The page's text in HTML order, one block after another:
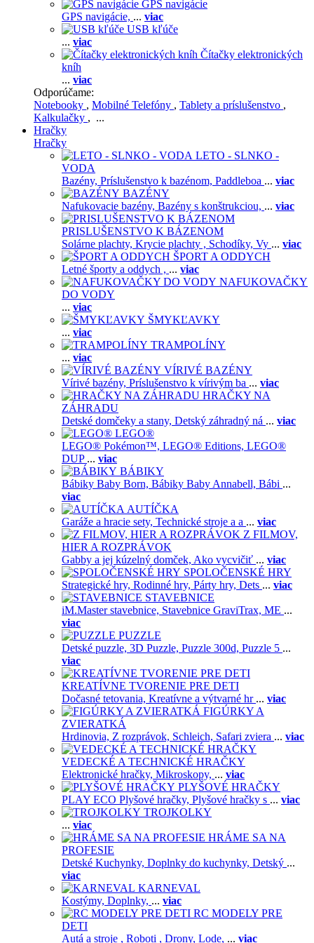
GPS navigácie
GPS navigácie, ... viac
USB kľúče
... viac
Čítačky elektronických
kníh
... viac
Odporúčame:
Notebooky , Mobilné Telefóny , Tablety a príslušenstvo ,
Kalkulačky , ...
Hračky
Hračky
LETO - SLNKO -
VODA
Bazény, Príslušenstvo k bazénom, Paddleboa ... viac
BAZÉNY
Nafukovacie bazény, Bazény s konštrukciou, ... viac
PRISLUŠENSTVO K BÁZENOM
Solárne plachty, Krycie plachty , Schodíky, Vy ... viac
ŠPORT A ODDYCH
Letné športy a oddych , ... viac
NAFUKOVAČKY
DO VODY
... viac
ŠMYKĽAVKY
... viac
TRAMPOLÍNY
... viac
VÍRIVÉ BAZÉNY
Vírivé bazény, Príslušenstvo k vírivým ba ... viac
HRAČKY NA
ZÁHRADU
Detské domčeky a stany, Detský záhradný ná ... viac
LEGO®
LEGO® Pokémon™, LEGO® Editions, LEGO®
DUP ... viac
BÁBIKY
Bábiky Baby Born, Bábiky Baby Annabell, Bábi ...
viac
AUTÍČKA
Garáže a hracie sety, Technické stroje a a ... viac
Z FILMOV,
HIER A ROZPRÁVOK
Gabby a jej kúzelný domček, Ako vycvičiť ... viac
SPOLOČENSKÉ HRY
Strategické hry, Rodinné hry, Párty hry, Dets ... viac
STAVEBNICE
iM.Master stavebnice, Stavebnice GraviTrax, ME ...
viac
PUZZLE
Detské puzzle, 3D Puzzle, Puzzle 300d, Puzzle 5 ...
viac
KREATÍVNE TVORENIE PRE DETI
Dočasné tetovania, Kreatívne a výtvarné hr ... viac
FIGÚRKY A
ZVIERATKÁ
Hrdinovia, Z rozprávok, Schleich, Safari zviera ... viac
VEDECKÉ A TECHNICKÉ HRAČKY
Elektronické hračky, Mikroskopy, ... viac
PLYŠOVÉ HRAČKY
PLAY ECO Plyšové hračky, Plyšové hračky s ... viac
TROJKOLKY
... viac
HRÁME SA NA
PROFESIE
Detské Kuchynky, Doplnky do kuchynky, Detský ...
viac
KARNEVAL
Kostýmy, Doplnky, ... viac
RC MODELY PRE
DETI
Autá a stroje , Roboti , Drony, Lode, ... viac